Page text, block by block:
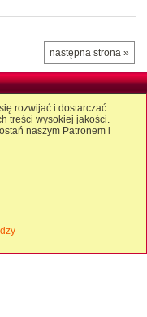
następna strona »
rozwijać i dostarczać
treści wysokiej jakości.
naszym Patronem i